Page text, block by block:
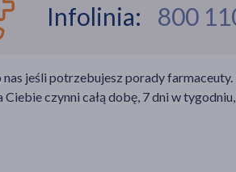
Infolinia: 800
nas jeśli potrzebujesz porady farmaceuty.
Ciebie czynni całą dobę, 7 dni w